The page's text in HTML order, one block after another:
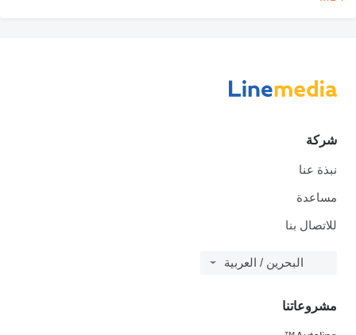
شركة
نبذة عنا
مساعدة
للاتصال بنا
البحرين / العربية
مشروعاتنا